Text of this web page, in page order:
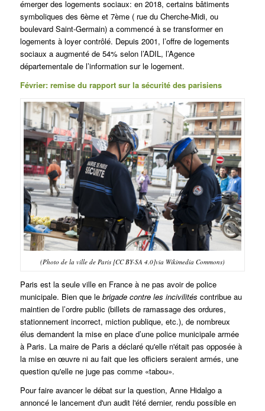
émerger des logements sociaux: en 2018, certains bâtiments
symboliques des 6ème et 7ème ( rue du Cherche-Midi, ou
boulevard Saint-Germain) a commencé à se transformer en
logements à loyer contrôlé. Depuis 2001, l’offre de logements
sociaux a augmenté de 54% selon l’ADIL, l’Agence
départementale de l’information sur le logement.
Février: remise du rapport sur la sécurité des parisiens
(Photo de la ville de Paris [CC BY-SA 4.0]via Wikimedia Commons)
Paris est la seule ville en France à ne pas avoir de police
municipale. Bien que le brigade contre les incivilités contribue au
maintien de l’ordre public (billets de ramassage des ordures,
stationnement incorrect, miction publique, etc.), de nombreux
élus demandent la mise en place d’une police municipale armée
à Paris. La maire de Paris a déclaré qu'elle n'était pas opposée à
la mise en œuvre ni au fait que les officiers seraient armés, une
question qu'elle ne juge pas comme «tabou».
Pour faire avancer le débat sur la question, Anne Hidalgo a
annoncé le lancement d'un audit l'été dernier, rendu possible en